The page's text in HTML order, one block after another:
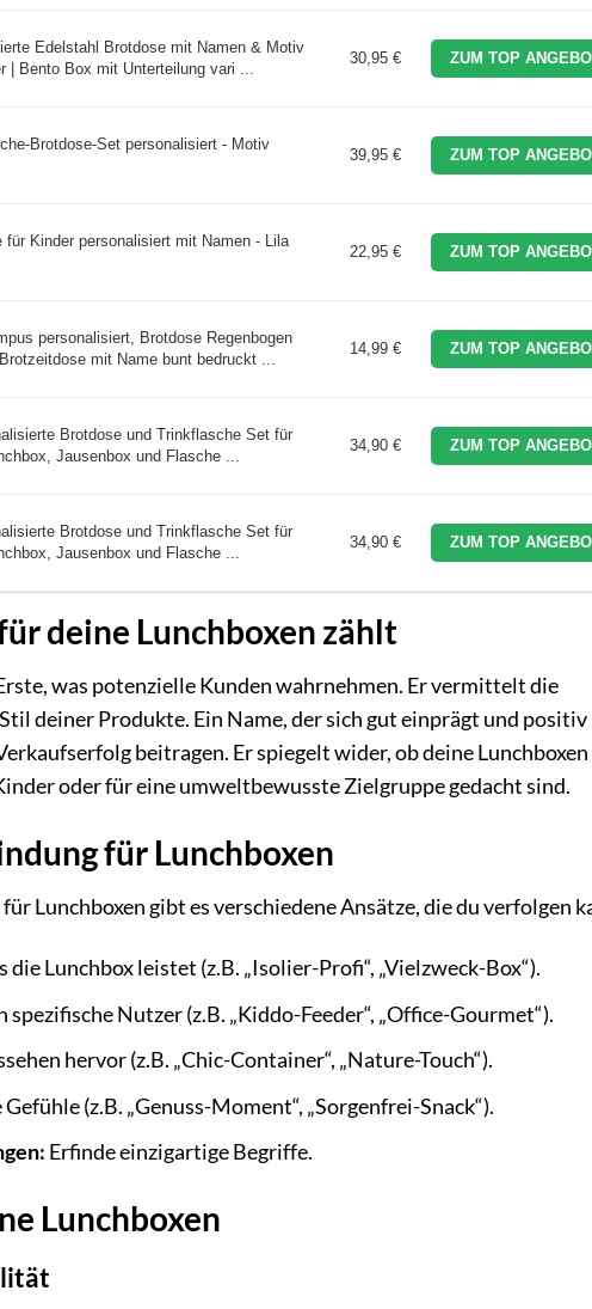
Edelstahl Brotdose mit Namen & Motiv
| Bento Box mit Unterteilung vari ...
30,95 € ZUM TOP
Brotdose-Set personalisiert - Motiv
39,95 € ZUM TOP
für Kinder personalisiert mit Namen - Lila
22,95 € ZUM TOP
personalisiert, Brotdose Regenbogen
mit Name bunt bedruckt ...
14,99 € ZUM TOP
Brotdose und Trinkflasche Set für
Jausenbox und Flasche ...
34,90 € ZUM TOP
Brotdose und Trinkflasche Set für
Jausenbox und Flasche ...
34,90 € ZUM TOP
deine Lunchboxen zählt
was potenzielle Kunden wahrnehmen. Er vermittelt die
deiner Produkte. Ein Name, der sich gut einprägt und positiv
beitragen. Er spiegelt wider, ob deine
oder für eine umweltbewusste Zielgruppe gedacht sind.
für Lunchboxen
Lunchboxen gibt es verschiedene Ansätze, die du verfolgen
die Lunchbox leistet (z.B. „Isolier-Profi“, „Vielzweck-Box“).
spezifische Nutzer (z.B. „Kiddo-Feeder“, „Office-Gourmet“).
hervor (z.B. „Chic-Container“, „Nature-Touch“).
Gefühle (z.B. „Genuss-Moment“, „Sorgenfrei-Snack“).
Erfinde einzigartige Begriffe.
Lunchboxen